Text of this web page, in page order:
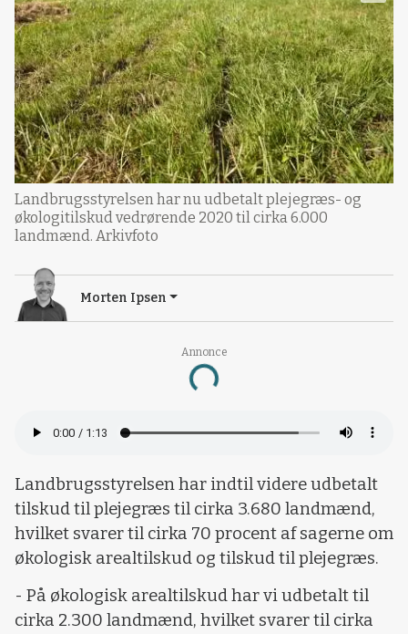
Annonce
Loading...
Landbrugsstyrelsen har nu udbetalt plejegræs- og
økologitilskud vedrørende 2020 til cirka 6.000
landmænd. Arkivfoto
Morten Ipsen
Landbrugsstyrelsen har indtil videre udbetalt
tilskud til plejegræs til cirka 3.680 landmænd,
hvilket svarer til cirka 70 procent af sagerne om
økologisk arealtilskud og tilskud til plejegræs.
- På økologisk arealtilskud har vi udbetalt til
cirka 2.300 landmænd, hvilket svarer til cirka